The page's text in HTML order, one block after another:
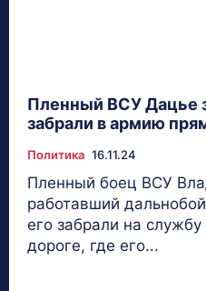
Пленный ВСУ Дацье
забрали в армию
Политика 16.11.24
Пленный боец ВСУ
работавший
его забрали на
дороге, где его...